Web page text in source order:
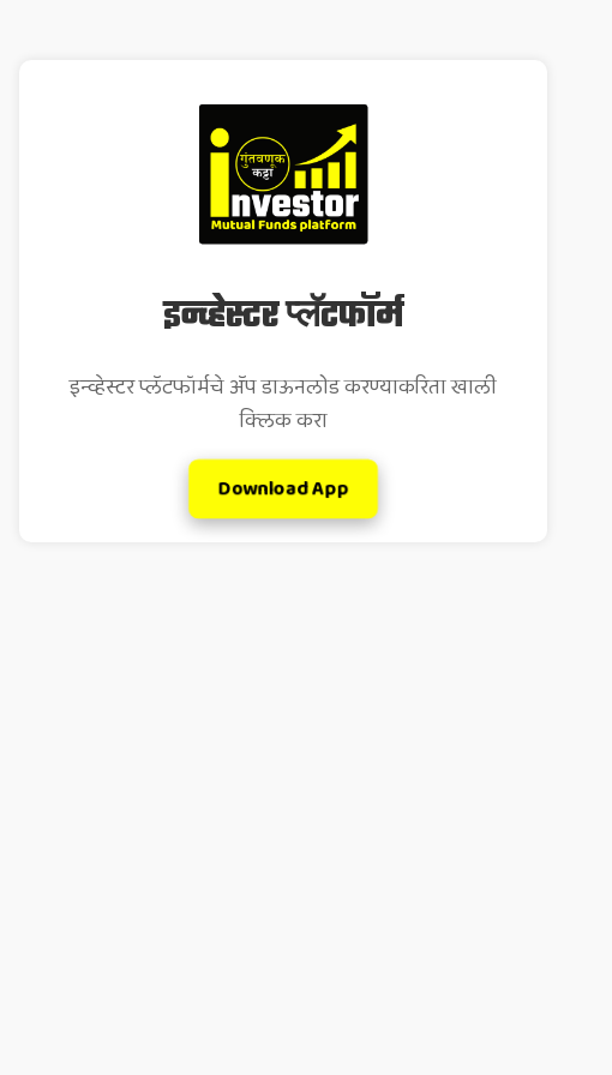
इन्व्हेस्टर प्लॅटफॉर्म
इन्व्हेस्टर प्लॅटफॉर्मचे अ‍ॅप डाऊनलोड करण्याकरिता खाली
क्लिक करा
Download App